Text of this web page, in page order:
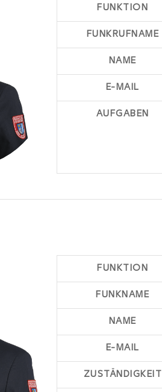
FUNKTION
FUNKRUFNAME
NAME
E-MAIL
AUFGABEN
FUNKTION
FUNKNAME
NAME
E-MAIL
ZUSTÄNDIGKEIT